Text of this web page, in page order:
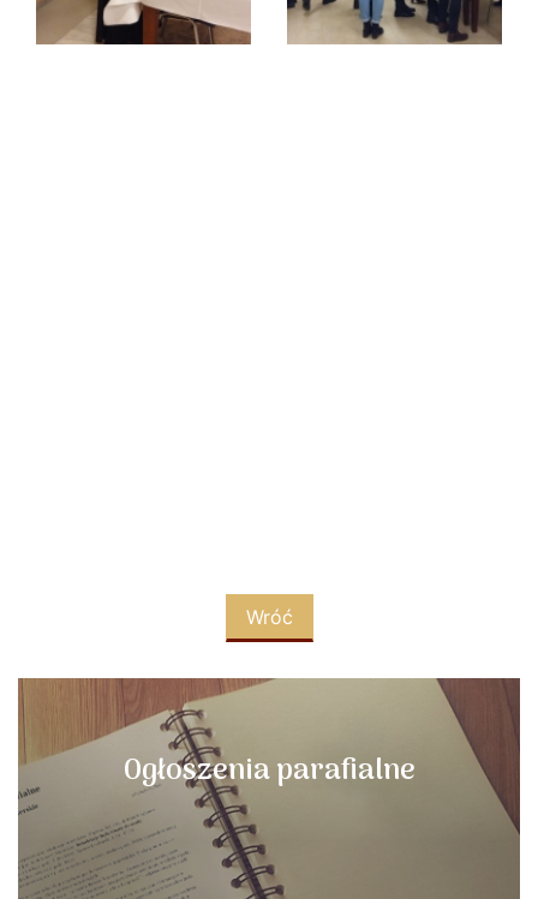
Wróć
Ogłoszenia parafialne